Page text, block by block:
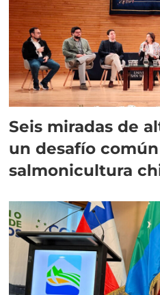
Seis miradas de
un desafío
salmonicultura